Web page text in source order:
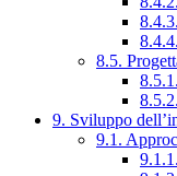
8.5.
9. Sviluppo
9.1.